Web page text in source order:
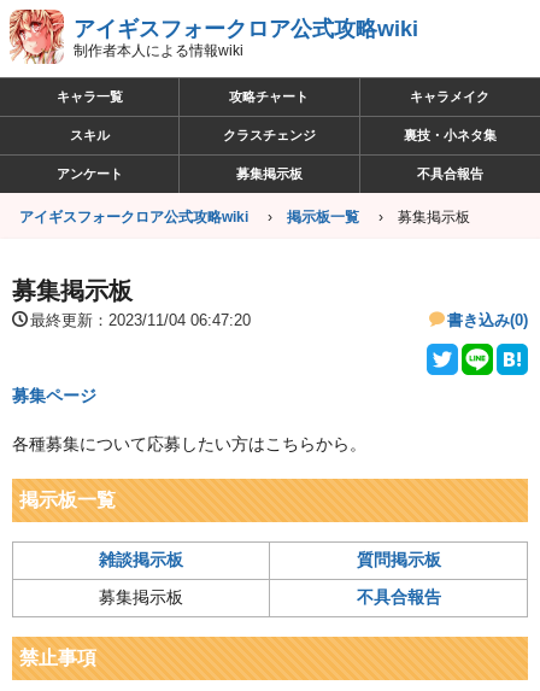
アイギスフォークロア公式攻略wiki
制作者本人による情報wiki
キャラ一覧 攻略チャート キャラメイク
スキル クラスチェンジ 裏技・小ネタ集
アンケート 募集掲示板 不具合報告
アイギスフォークロア公式攻略wiki 掲示板一覧 募集掲示板
募集掲示板
最終更新：2023/11/04 06:47:20 書き込み(0)
募集ページ
各種募集について応募したい方はこちらから。
掲示板一覧
雑談掲示板 質問掲示板
募集掲示板 不具合報告
禁止事項